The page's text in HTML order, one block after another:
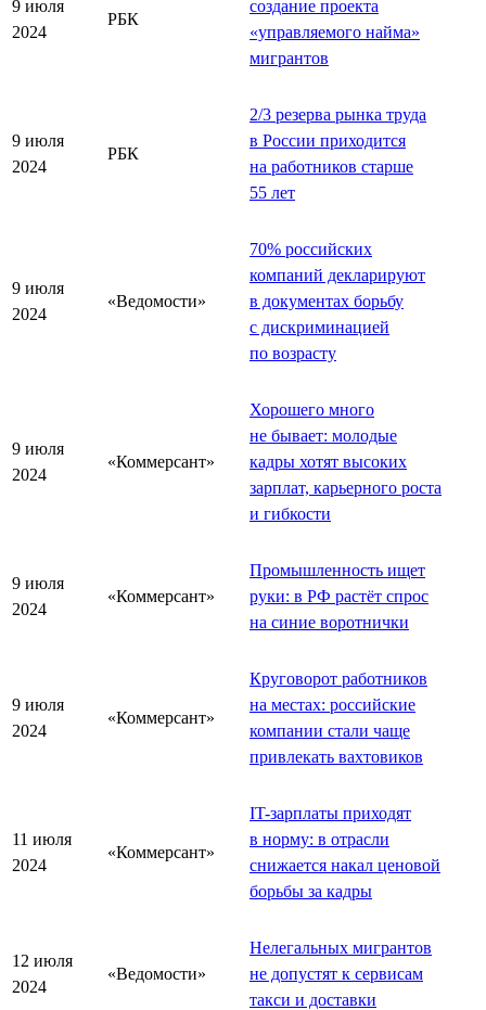
9 июля
2024
РБК
создание проекта
«управляемого найма»
мигрантов
9 июля
2024
РБК
2/3 резерва рынка труда
в России приходится
на работников старше
55 лет
9 июля
2024
«Ведомости»
70% российских
компаний декларируют
в документах борьбу
с дискриминацией
по возрасту
9 июля
2024
«Коммерсант»
Хорошего много
не бывает: молодые
кадры хотят высоких
зарплат, карьерного роста
и гибкости
9 июля
2024
«Коммерсант»
Промышленность ищет
руки: в РФ растёт спрос
на синие воротнички
9 июля
2024
«Коммерсант»
Круговорот работников
на местах: российские
компании стали чаще
привлекать вахтовиков
11 июля
2024
«Коммерсант»
IT-зарплаты приходят
в норму: в отрасли
снижается накал ценовой
борьбы за кадры
12 июля
2024
«Ведомости»
Нелегальных мигрантов
не допустят к сервисам
такси и доставки